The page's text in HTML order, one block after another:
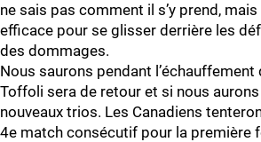
ne sais pas comment il s’y prend,
efficace pour se glisser derrière les
des dommages.
Nous saurons pendant l’échauffement
Toffoli sera de retour et si nous
nouveaux trios. Les Canadiens
4e match consécutif pour la première